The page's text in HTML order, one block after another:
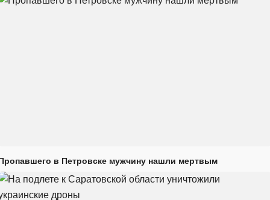
в Петровске мужчину нашли мертвым